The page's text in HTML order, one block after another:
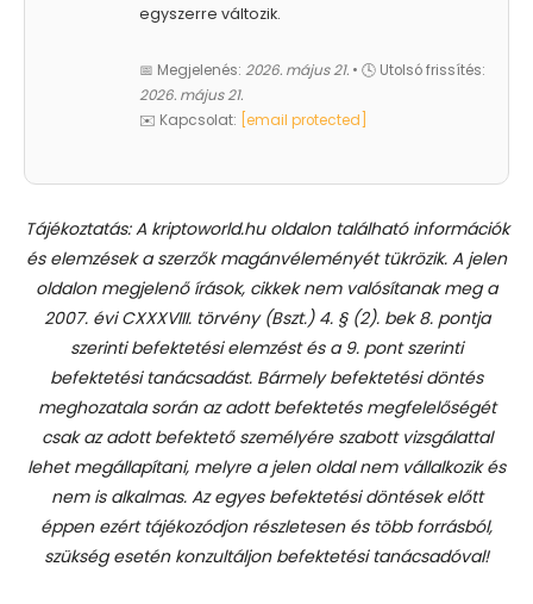
egyszerre változik.
📅 Megjelenés: 2026. május 21. • 🕓 Utolsó frissítés:
2026. május 21.
✉️ Kapcsolat:
[email protected]
Tájékoztatás: A kriptoworld.hu oldalon található információk
és elemzések a szerzők magánvéleményét tükrözik. A jelen
oldalon megjelenő írások, cikkek nem valósítanak meg a
2007. évi CXXXVIII. törvény (Bszt.) 4. § (2). bek 8. pontja
szerinti befektetési elemzést és a 9. pont szerinti
befektetési tanácsadást. Bármely befektetési döntés
meghozatala során az adott befektetés megfelelőségét
csak az adott befektető személyére szabott vizsgálattal
lehet megállapítani, melyre a jelen oldal nem vállalkozik és
nem is alkalmas. Az egyes befektetési döntések előtt
éppen ezért tájékozódjon részletesen és több forrásból,
szükség esetén konzultáljon befektetési tanácsadóval!